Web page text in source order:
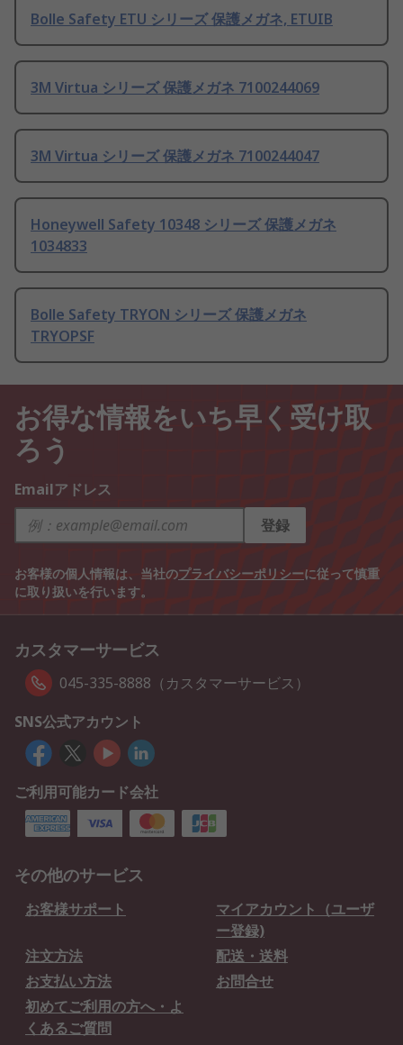
Bolle Safety ETU シリーズ 保護メガネ, ETUIB
3M Virtua シリーズ 保護メガネ 7100244069
3M Virtua シリーズ 保護メガネ 7100244047
Honeywell Safety 10348 シリーズ 保護メガネ
1034833
Bolle Safety TRYON シリーズ 保護メガネ
TRYOPSF
お得な情報をいち早く受け取
ろう
Emailアドレス
登録
お客様の個人情報は、当社のプライバシーポリシーに従って慎重
に取り扱いを行います。
カスタマーサービス
045-335-8888（カスタマーサービス）
SNS公式アカウント
ご利用可能カード会社
その他のサービス
お客様サポート
マイアカウント（ユーザ
ー登録)
注文方法
配送・送料
お支払い方法
お問合せ
初めてご利用の方へ・よ
くあるご質問